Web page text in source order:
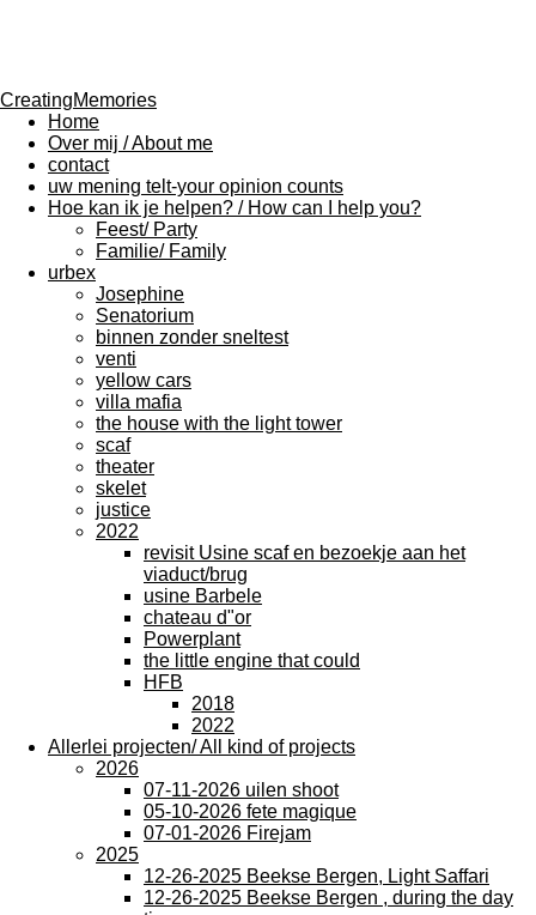
CreatingMemories
Home
Over mij / About me
contact
uw mening telt-your opinion counts
Hoe kan ik je helpen? / How can I help you?
Feest/ Party
Familie/ Family
urbex
Josephine
Senatorium
binnen zonder sneltest
venti
yellow cars
villa mafia
the house with the light tower
scaf
theater
skelet
justice
2022
revisit Usine scaf en bezoekje aan het
viaduct/brug
usine Barbele
chateau d"or
Powerplant
the little engine that could
HFB
2018
2022
Allerlei projecten/ All kind of projects
2026
07-11-2026 uilen shoot
05-10-2026 fete magique
07-01-2026 Firejam
2025
12-26-2025 Beekse Bergen, Light Saffari
12-26-2025 Beekse Bergen , during the day